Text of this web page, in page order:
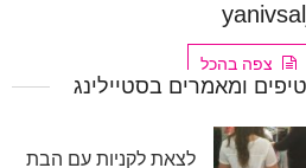
צפה בהכל
טיפים ומאמרים בסטיילינג
לצאת לקניות עם הבת